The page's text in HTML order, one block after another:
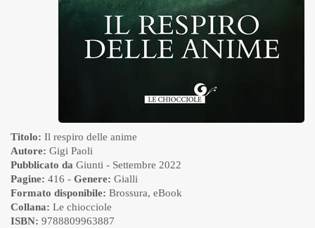
Titolo: Il respiro delle anime
Autore: Gigi Paoli
Pubblicato da Giunti - Settembre 2022
Pagine: 416 - Genere: Gialli
Formato disponibile: Brossura, eBook
Collana: Le chiocciole
ISBN: 9788809963887